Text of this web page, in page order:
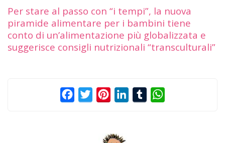
Per stare al passo con “i tempi”, la nuova
piramide alimentare per i bambini tiene
conto di un’alimentazione più globalizzata e
suggerisce consigli nutrizionali “transculturali”
FacebookTwitterPinterestLinkedInTumblr